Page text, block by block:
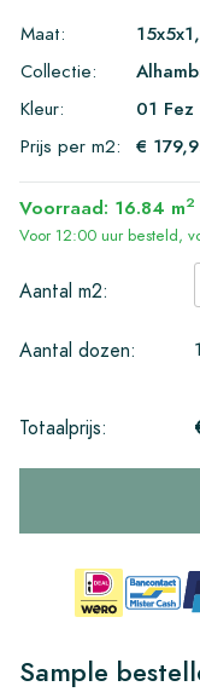
Maat:
Collectie:
Kleur:
01 Fez
Prijs per m2:
€
Voorraad: 16.84 m2
Voor 12:00 uur besteld,
Aantal m2:
Aantal dozen: 1
Totaalprijs:
Sample